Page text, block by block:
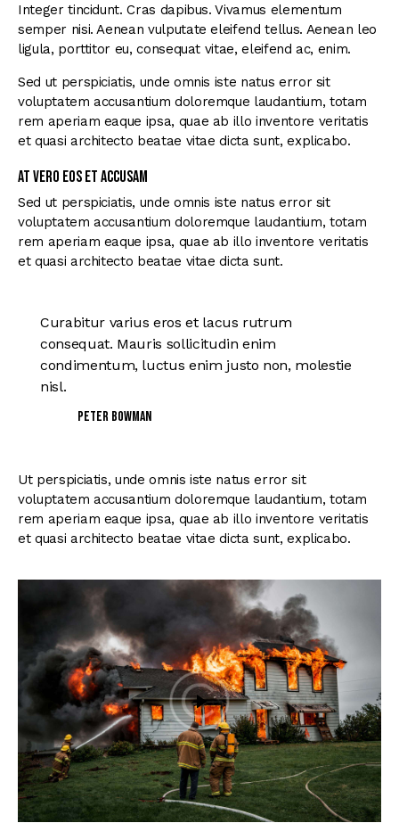
Integer tincidunt. Cras dapibus. Vivamus elementum
semper nisi. Aenean vulputate eleifend tellus. Aenean leo
ligula, porttitor eu, consequat vitae, eleifend ac, enim.
Sed ut perspiciatis, unde omnis iste natus error sit
voluptatem accusantium doloremque laudantium, totam
rem aperiam eaque ipsa, quae ab illo inventore veritatis
et quasi architecto beatae vitae dicta sunt, explicabo.
At vero eos et accusam
Sed ut perspiciatis, unde omnis iste natus error sit
voluptatem accusantium doloremque laudantium, totam
rem aperiam eaque ipsa, quae ab illo inventore veritatis
et quasi architecto beatae vitae dicta sunt.
Curabitur varius eros et lacus rutrum
consequat. Mauris sollicitudin enim
condimentum, luctus enim justo non, molestie
nisl.
Peter Bowman
Ut perspiciatis, unde omnis iste natus error sit
voluptatem accusantium doloremque laudantium, totam
rem aperiam eaque ipsa, quae ab illo inventore veritatis
et quasi architecto beatae vitae dicta sunt, explicabo.